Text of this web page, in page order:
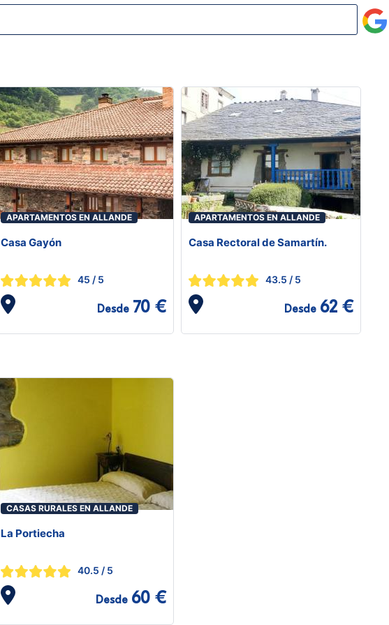
APARTAMENTOS EN ALLANDE
Casa Gayón
45 / 5
Desde 70 €
APARTAMENTOS EN ALLANDE
Casa Rectoral de Samartín.
43.5 / 5
Desde 62 €
CASAS RURALES EN ALLANDE
La Portiecha
40.5 / 5
Desde 60 €